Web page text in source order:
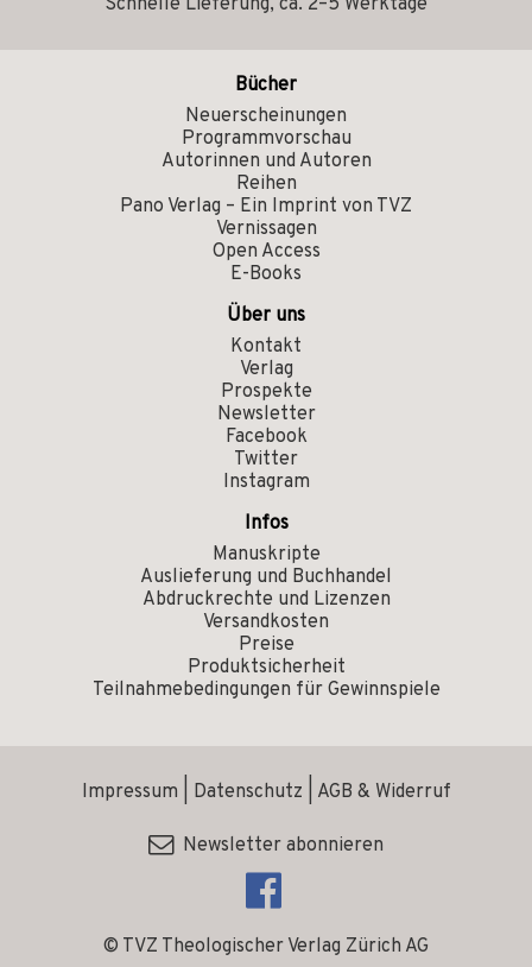
Schnelle Lieferung, ca. 2–5 Werktage
Bücher
Neuerscheinungen
Programmvorschau
Autorinnen und Autoren
Reihen
Pano Verlag – Ein Imprint von TVZ
Vernissagen
Open Access
E-Books
Über uns
Kontakt
Verlag
Prospekte
Newsletter
Facebook
Twitter
Instagram
Infos
Manuskripte
Auslieferung und Buchhandel
Abdruckrechte und Lizenzen
Versandkosten
Preise
Produktsicherheit
Teilnahmebedingungen für Gewinnspiele
© TVZ Theologischer Verlag Zürich AG
Impressum Datenschutz AGB & Widerruf
Newsletter abonnieren